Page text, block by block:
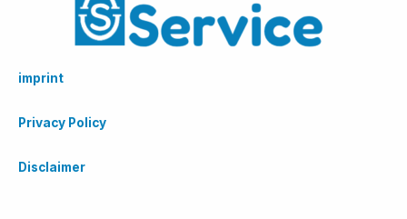
imprint
Privacy Policy
Disclaimer